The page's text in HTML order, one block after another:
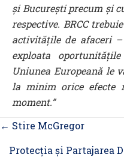
și București precum și
respective. BRCC
activitățile de afaceri
exploata
Uniunea Europeană le
la minim orice efecte
moment.”
Posts
← Stire McGregor
Protecția și Partajarea